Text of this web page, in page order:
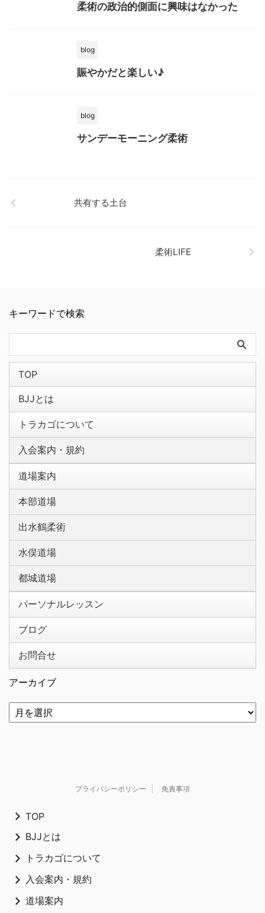
柔術の政治的側面に興味はなかった
blog
賑やかだと楽しい♪
blog
サンデーモーニング柔術
共有する土台
柔術LIFE
キーワードで検索
TOP
BJJとは
トラカゴについて
入会案内・規約
道場案内
本部道場
出水鶴柔術
水俣道場
都城道場
パーソナルレッスン
ブログ
お問合せ
アーカイブ
プライバシーポリシー 免責事項
TOP
BJJとは
トラカゴについて
入会案内・規約
道場案内